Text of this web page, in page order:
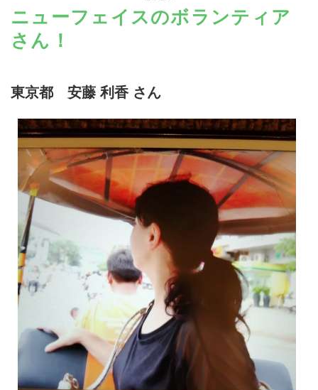
ニューフェイスのボランティア
さん！
東京都 安藤 利香 さん